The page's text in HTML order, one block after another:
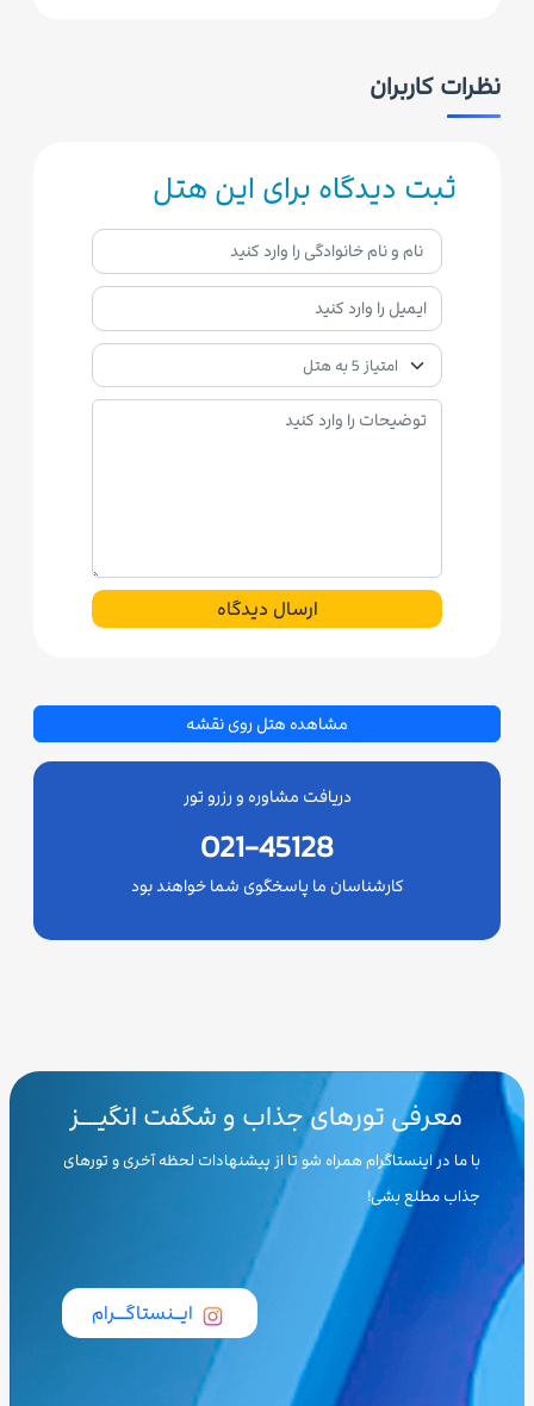
نظرات کاربران
ثبت دیدگاه برای این هتل
ارسال دیدگاه
مشاهده هتل روی نقشه
دریافت مشاوره و رزرو تور
021-45128
کارشناسان ما پاسخگوی شما خواهند بود
معرفی تورهای جذاب و شگفت انگیـــز
با ما در اینستاگرام همراه شو تا از پیشنهادات لحظه آخری و تورهای
جذاب مطلع بشی!
ایــنستاگـــرام